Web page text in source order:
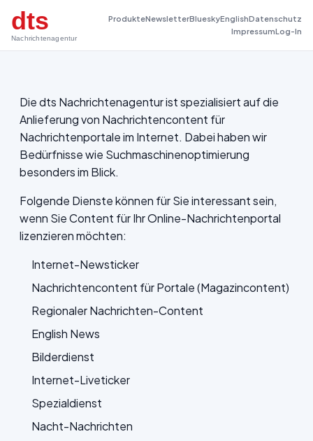
dts
Nachrichtenagentur
ProdukteNewsletterBlueskyEnglishDatenschutz
ImpressumLog-In
Die dts Nachrichtenagentur ist spezialisiert auf die
Anlieferung von Nachrichtencontent für
Nachrichtenportale im Internet. Dabei haben wir
Bedürfnisse wie Suchmaschinenoptimierung
besonders im Blick.
Folgende Dienste können für Sie interessant sein,
wenn Sie Content für Ihr Online-Nachrichtenportal
lizenzieren möchten:
Internet-Newsticker
Nachrichtencontent für Portale (Magazincontent)
Regionaler Nachrichten-Content
English News
Bilderdienst
Internet-Liveticker
Spezialdienst
Nacht-Nachrichten